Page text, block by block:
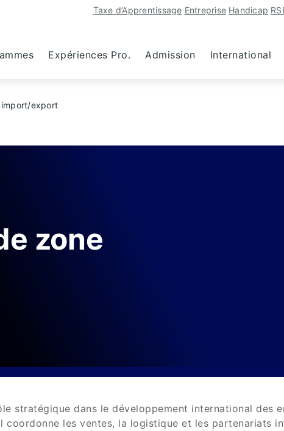
Taxe d’Apprentissage Entreprise Handicap
Expériences Pro. Admission International
import/export
zone
stratégique dans le développement international des
coordonne les ventes, la logistique et les partenariats